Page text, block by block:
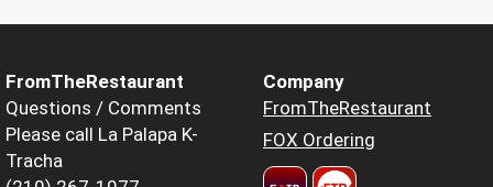
FromTheRestaurant
Questions / Comments
Please call La Palapa K-
Tracha
Company
FromTheRestaurant
FOX Ordering